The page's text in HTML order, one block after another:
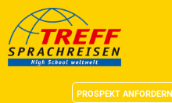
PROSPEKT ANFORDERN